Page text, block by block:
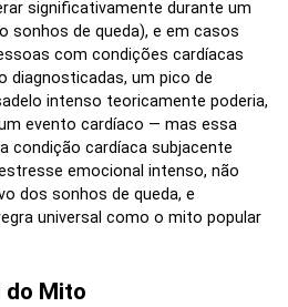
significativamente durante um
sonhos de queda), e em casos
com condições cardíacas
diagnosticadas, um pico de
intenso teoricamente poderia,
evento cardíaco — mas essa
condição cardíaca subjacente
emocional intenso, não
dos sonhos de queda, e
universal como o mito popular
do Mito